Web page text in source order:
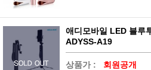
애디모바일 LED 블루
ADYSS-A19
상품가 : 회원공개